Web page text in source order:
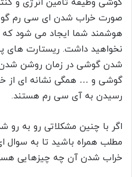
گوشی وظیفه تامین انرژی و
صورت خراب شدن ای سی رم
هوشمند شما ایجاد می شود که
نخواهید داشت. ریستارت های
شدن گوشی در زمان روشن شدن،
گوشی و … همگی نشانه ای از
رسیدن به آی سی رم هستند.
اگر با چنین مشکلاتی رو به رو
مطلب همراه باشید تا به
خراب شدن آن چه چیزهایی